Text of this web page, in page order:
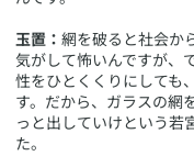
玉置： 網を破ると社会か
気がして怖いんですが、
性をひとくくりにしても
す。だから、ガラスの網
っと出していけという若
た。